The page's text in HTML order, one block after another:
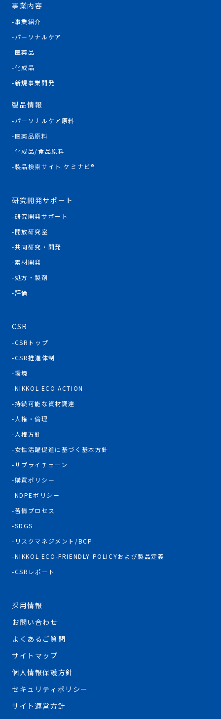
事業内容
事業紹介
パーソナルケア
医薬品
化成品
新規事業開発
製品情報
パーソナルケア原料
医薬品原料
化成品/食品原料
製品検索サイト ケミナビ®
研究開発サポート
研究開発サポート
開放研究室
共同研究・開発
素材開発
処方・製剤
評価
CSR
CSRトップ
CSR推進体制
環境
NIKKOL ECO ACTION
持続可能な資材調達
人権・倫理
人権方針
女性活躍促進に基づく基本方針
サプライチェーン
購買ポリシー
NDPEポリシー
苦情プロセス
SDGS
リスクマネジメント/BCP
NIKKOL ECO-FRIENDLY POLICYおよび製品定義
CSRレポート
採用情報
お問い合わせ
よくあるご質問
サイトマップ
個人情報保護方針
セキュリティポリシー
サイト運営方針